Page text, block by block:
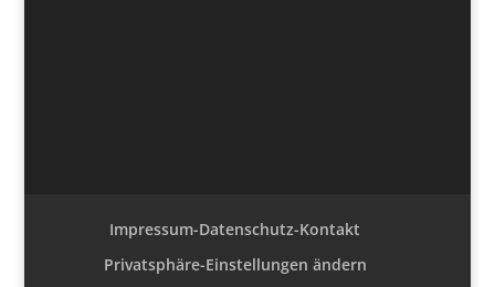
Impressum-Datenschutz-Kontakt
Privatsphäre-Einstellungen ändern